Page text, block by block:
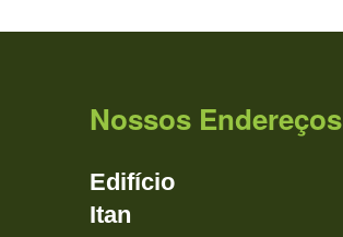
Nossos Endereços
Edifício
Itan